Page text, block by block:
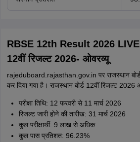
RBSE 12th Result 2026 LIVE:
12वीं रिजल्ट 2026- ओवरव्यू
rajeduboard.rajasthan.gov.in पर राजस्थान बोर्ड
कर दिया गया है। राजस्थान बोर्ड 12वीं रिजल्ट
परीक्षा तिथि: 12 फरवरी से 11 मार्च 2026
रिजल्ट जारी होने की तारीख: 31 मार्च 2026
कुल परीक्षार्थी: 9 लाख से अधिक
कुल पास प्रतिशत: 96.23%